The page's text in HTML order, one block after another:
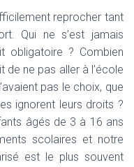
reprocher tant
Qui ne s’est jamais
obligatoire ? Combien
de ne pas aller à l’école
pas le choix, que
ignorent leurs droits ?
âgés de 3 à 16 ans
scolaires et notre
est le plus souvent